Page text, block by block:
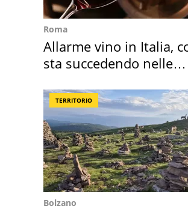
Roma
Allarme vino in Italia,
sta succedendo nelle
TERRITORIO
Bolzano